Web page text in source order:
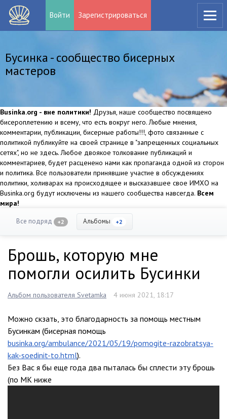
Войти Зарегистрироваться
Бусинка - сообщество бисерных
мастеров
Businka.org - вне политики! Друзья, наше сообщество посвящено
бисероплетению и всему, что есть вокруг него. Любые мнения,
комментарии, публикации, бисерные работы!!!, фото связанные с
политикой публикуйте на своей странице в "запрещенных социальных
сетях", но не здесь. Любое двоякое толкование публикаций и
комментариев, будет расценено нами как пропаганда одной из сторон
и политика. Все пользователи принявшие участие в обсуждениях
политики, холиварах на происходящее и высказавшее свое ИМХО на
Businka.org будут исключены из нашего сообщества навсегда. Всем
мира!
Все подряд +2 Альбомы +2
Брошь, которую мне
помогли осилить Бусинки
Альбом пользователя Svetamka 4 июня 2021, 18:17
Можно скзать, это благодарность за помощь местным
Бусинкам (бисерная помощь
businka.org/ambulance/2021/05/19/pomogite-razobratsya-
kak-soedinit-to.html).
Без Вас я бы еще года два пыталась бы сплести эту брошь
(по МК ниже